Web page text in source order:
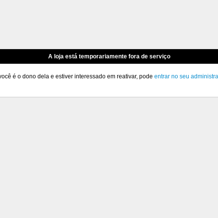
A loja está temporariamente fora de serviço
é o dono dela e estiver interessado em reativar, pode entrar no seu